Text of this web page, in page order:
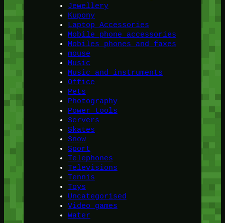
Jewellery
Kupony
Laptop Accessories
Mobile phone accessories
Mobiles phones and faxes
mouse
Music
Music and instruments
Office
Pets
Photography
Power tools
Servers
Skates
Snow
Sport
Telephones
Televisions
Tennis
Toys
Uncategorised
Video games
Water